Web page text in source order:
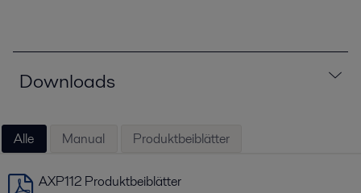
Downloads
Alle Manual Produktbeiblätter
AXP112 Produktbeiblätter